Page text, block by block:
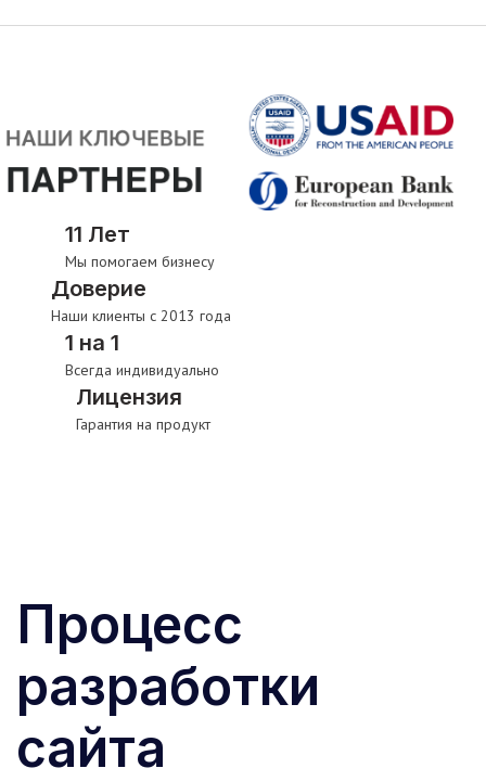
11 Лет
Мы помогаем бизнесу
Доверие
Наши клиенты с 2013 года
1 на 1
Всегда индивидуально
Лицензия
Гарантия на продукт
Процесс
разработки
сайта